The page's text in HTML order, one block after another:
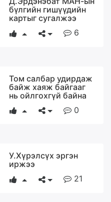
бүлгийн гишүүдийн
картыг сугалжээ
6
Том салбар удирдаж
байж хаяж байгааг
нь ойлгохгүй байна
0
У.Хүрэлсүх эргэн
иржээ
21